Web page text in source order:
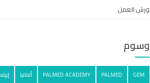
ورش العمل
وسوم
GEM
PALMED
PALMED ACADEMY ألمانيا